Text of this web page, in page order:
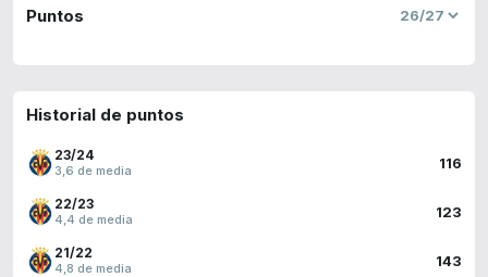
Puntos
Historial de puntos
23/24
3,6 de media 116
22/23
4,4 de media 123
21/22
4,8 de media 143